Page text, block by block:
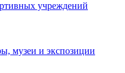
учреждений
музеи и экспозиции